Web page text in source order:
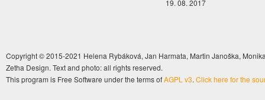
19. 08. 2017
Copyright © 2015-2021 Helena Rybáková, Jan Harmata, Martin Janoška,
Zetha Design. Text and photo: all rights reserved.
This program is Free Software under the terms ofAGPL v3. Click here for the